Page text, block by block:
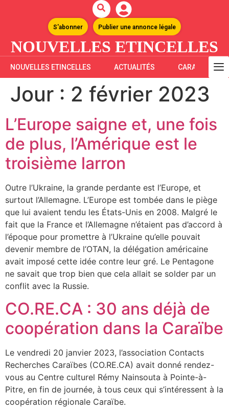
S'abonner Publier une annonce légale
NOUVELLES ETINCELLES
NOUVELLES ETINCELLES ACTUALITÉS CARAÏBES
Jour : 2 février 2023
L’Europe saigne et, une fois
de plus, l’Amérique est le
troisième larron
Outre l’Ukraine, la grande perdante est l’Europe, et
surtout l’Allemagne. L’Europe est tombée dans le piège
que lui avaient tendu les États-Unis en 2008. Malgré le
fait que la France et l’Allemagne n’étaient pas d’accord à
l’époque pour promettre à l’Ukraine qu’elle pouvait
devenir membre de l’OTAN, la délégation américaine
avait imposé cette idée contre leur gré. Le Pentagone
ne savait que trop bien que cela allait se solder par un
conflit avec la Russie.
CO.RE.CA : 30 ans déjà de
coopération dans la Caraïbe
Le vendredi 20 janvier 2023, l’association Contacts
Recherches Caraïbes (CO.RE.CA) avait donné rendez-
vous au Centre culturel Rémy Nainsouta à Pointe-à-
Pitre, en fin de journée, à tous ceux qui s’intéressent à la
coopération régionale Caraïbe.